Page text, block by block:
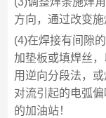
方向，通过改变
(4)在焊接有间隙
加垫板或填焊丝
用逆向分段法，
对流引起的电弧
的加油站！